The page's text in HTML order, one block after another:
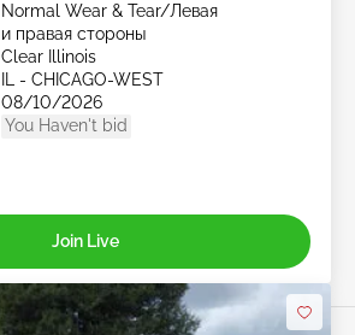
Normal Wear & Tear/Левая
и правая стороны
Clear Illinois
IL - CHICAGO-WEST
08/10/2026
You Haven't bid
Join Live